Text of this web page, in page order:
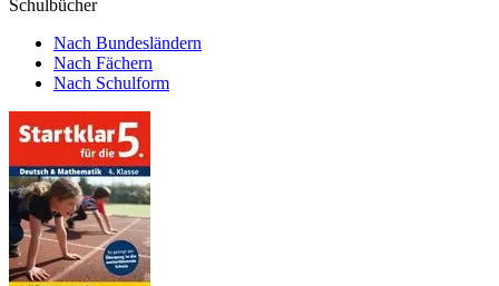
Schulbücher
Nach Bundesländern
Nach Fächern
Nach Schulform